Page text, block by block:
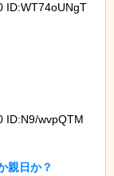
ID:WT74oUNgT
ID:N9/wvpQTM
親日か？